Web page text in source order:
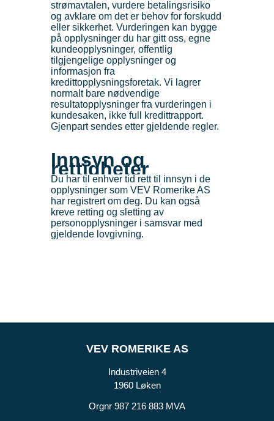
strømavtalen, vurdere betalingsrisiko
og avklare om det er behov for forskudd
eller sikkerhet. Vurderingen kan bygge
på opplysninger du har gitt oss, egne
kundeopplysninger, offentlig
tilgjengelige opplysninger og
informasjon fra
kredittopplysningsforetak. Vi lagrer
normalt bare nødvendige
resultatopplysninger fra vurderingen i
kundesaken, ikke full kredittrapport.
Gjenpart sendes etter gjeldende regler.
Innsyn og
rettigheter
Du har til enhver tid rett til innsyn i de
opplysninger som VEV Romerike AS
har registrert om deg. Du kan også
kreve retting og sletting av
personopplysninger i samsvar med
gjeldende lovgivning.
VEV ROMERIKE AS
Industriveien 4
1960 Løken
Orgnr 987 216 883 MVA